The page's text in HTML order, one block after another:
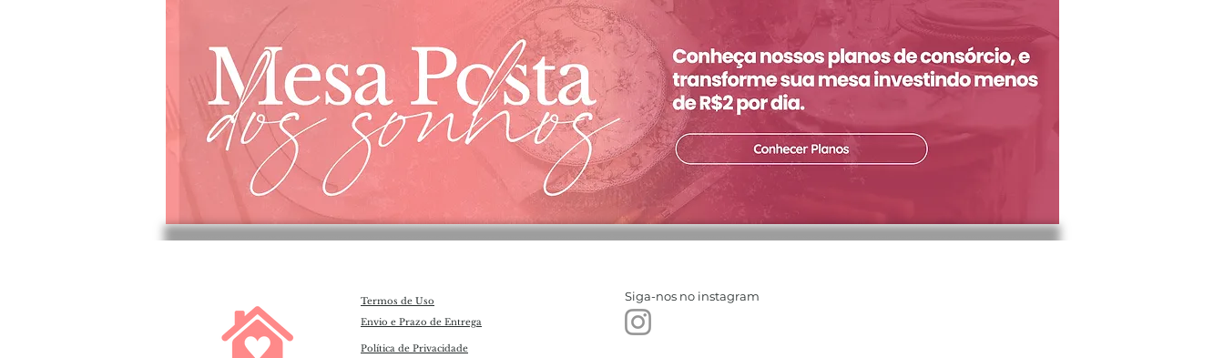
Termos de Uso
Envio e Prazo de Entrega
Política de Privacidade
Siga-nos no instagram